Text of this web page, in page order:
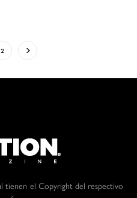
2
tienen el Copyright del respectivo